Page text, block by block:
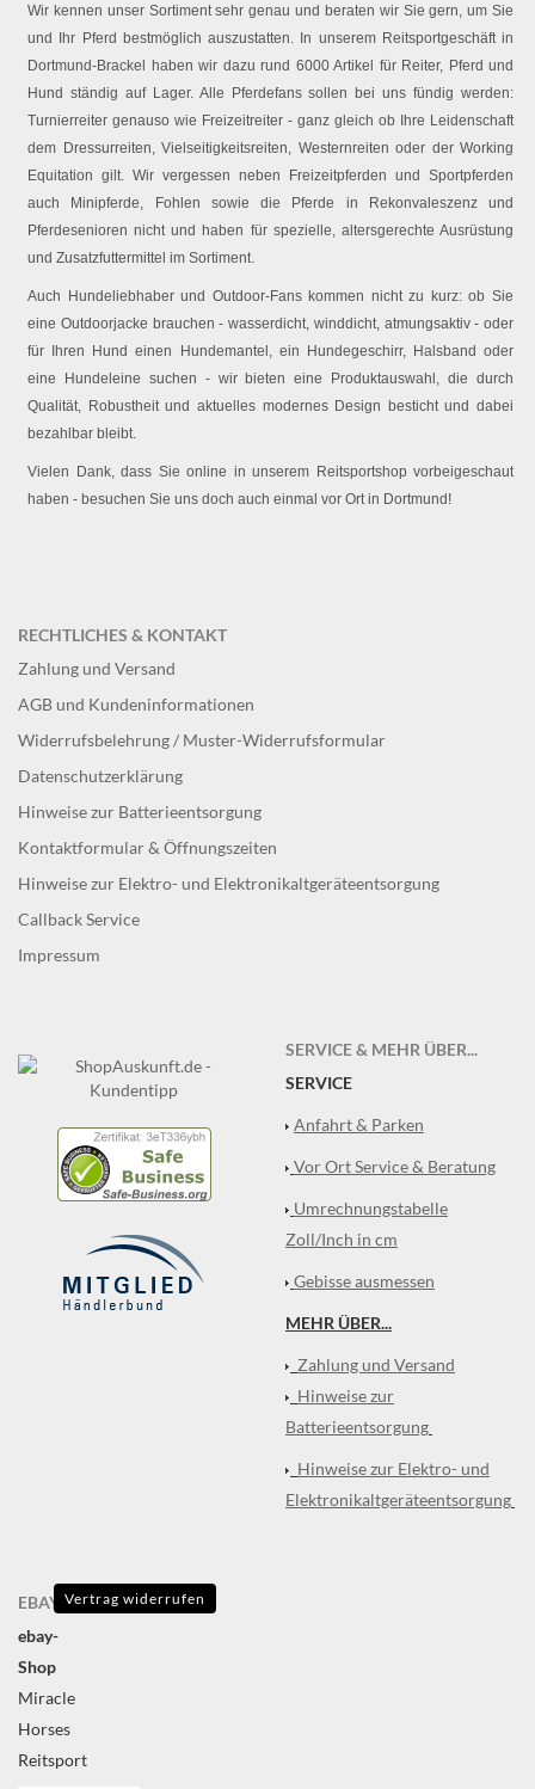
Wir kennen unser Sortiment sehr genau und beraten wir Sie gern, um Sie
und Ihr Pferd bestmöglich auszustatten. In unserem Reitsportgeschäft in
Dortmund-Brackel haben wir dazu rund 6000 Artikel für Reiter, Pferd und
Hund ständig auf Lager. Alle Pferdefans sollen bei uns fündig werden:
Turnierreiter genauso wie Freizeitreiter - ganz gleich ob Ihre Leidenschaft
dem Dressurreiten, Vielseitigkeitsreiten, Westernreiten oder der Working
Equitation gilt. Wir vergessen neben Freizeitpferden und Sportpferden
auch Minipferde, Fohlen sowie die Pferde in Rekonvaleszenz und
Pferdesenioren nicht und haben für spezielle, altersgerechte Ausrüstung
und Zusatzfuttermittel im Sortiment.
Auch Hundeliebhaber und Outdoor-Fans kommen nicht zu kurz: ob Sie
eine Outdoorjacke brauchen - wasserdicht, winddicht, atmungsaktiv - oder
für Ihren Hund einen Hundemantel, ein Hundegeschirr, Halsband oder
eine Hundeleine suchen - wir bieten eine Produktauswahl, die durch
Qualität, Robustheit und aktuelles modernes Design besticht und dabei
bezahlbar bleibt.
Vielen Dank, dass Sie online in unserem Reitsportshop vorbeigeschaut
haben - besuchen Sie uns doch auch einmal vor Ort in Dortmund!
RECHTLICHES & KONTAKT
Zahlung und Versand
AGB und Kundeninformationen
Widerrufsbelehrung / Muster-Widerrufsformular
Datenschutzerklärung
Hinweise zur Batterieentsorgung
Kontaktformular & Öffnungszeiten
Hinweise zur Elektro- und Elektronikaltgeräteentsorgung
Callback Service
Impressum
SERVICE & MEHR ÜBER...
SERVICE
Anfahrt & Parken
Vor Ort Service & Beratung
Umrechnungstabelle
Zoll/Inch in cm
Gebisse ausmessen
MEHR ÜBER...
Zahlung und Versand
Hinweise zur
Batterieentsorgung
Hinweise zur Elektro- und
Elektronikaltgeräteentsorgung
EBAY
ebay-
Shop
Miracle
Horses
Reitsport
Vertrag widerrufen